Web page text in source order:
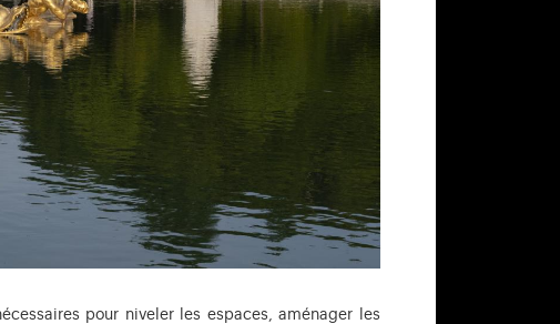
pour niveler les espaces, aménager les